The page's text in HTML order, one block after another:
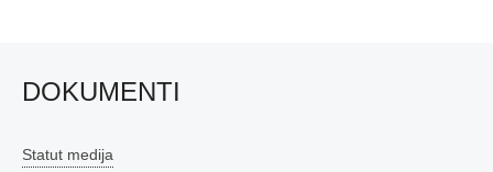
DOKUMENTI
Statut medija